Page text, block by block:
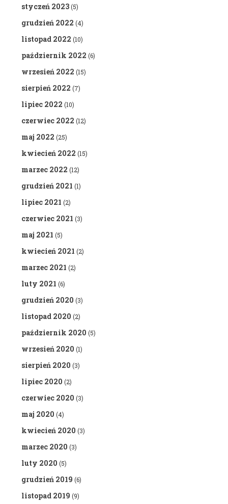
styczeń 2023(5)
grudzień 2022 (4)
listopad 2022 (10)
październik 2022 (6)
wrzesień 2022 (15)
sierpień 2022 (7)
lipiec 2022 (10)
czerwiec 2022 (12)
maj 2022 (25)
kwiecień 2022 (15)
marzec 2022 (12)
grudzień 2021 (1)
lipiec 2021 (2)
czerwiec 2021 (3)
maj 2021 (5)
kwiecień 2021 (2)
marzec 2021 (2)
luty 2021 (6)
grudzień 2020 (3)
listopad 2020 (2)
październik 2020 (5)
wrzesień 2020 (1)
sierpień 2020 (3)
lipiec 2020 (2)
czerwiec 2020 (3)
maj 2020 (4)
kwiecień 2020 (3)
marzec 2020 (3)
luty 2020 (5)
grudzień 2019 (6)
listopad 2019 (9)